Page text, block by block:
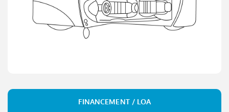
FINANCEMENT / LOA